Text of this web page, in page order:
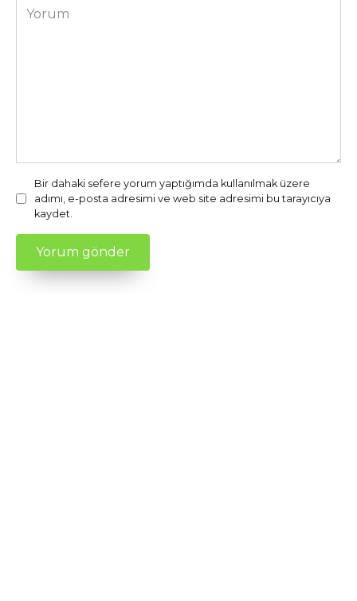
Yorum
Bir dahaki sefere yorum yaptığımda kullanılmak üzere
adımı, e-posta adresimi ve web site adresimi bu tarayıcıya
kaydet.